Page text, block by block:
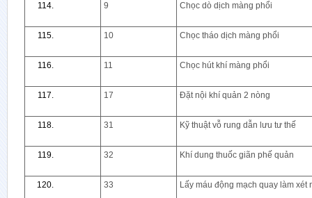
9 Chọc dò dịch màng phổi
10 Chọc tháo dịch màng phổi
11 Chọc hút khí màng phổi
17 Đặt nội khí quản 2 nòng
31 Kỹ thuật vỗ rung dẫn lưu tư thế
32 Khí dung thuốc giãn phế quản
33 Lấy máu động mạch quay làm xét